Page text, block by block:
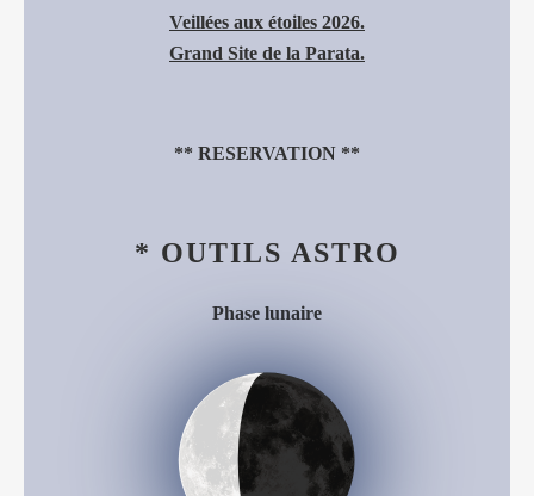
Veillées aux étoiles 2026.
Grand Site de la Parata.
** RESERVATION **
* OUTILS ASTRO
Phase lunaire
Décroissant (34%)